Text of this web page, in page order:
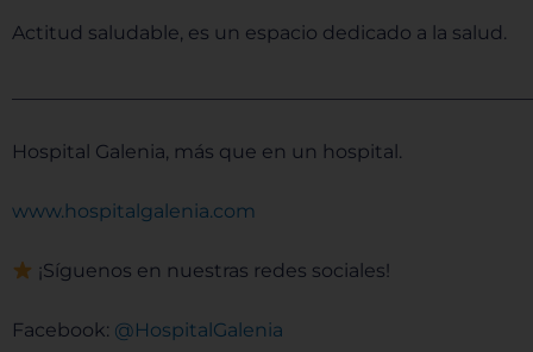
Actitud saludable, es un espacio dedicado a la salud.
Hospital Galenia, más que en un hospital.
⁠⁠⁠⁠⁠⁠www.hospitalgalenia.com⁠⁠⁠⁠⁠⁠
¡Síguenos en nuestras redes sociales!
Facebook: ⁠⁠⁠⁠⁠⁠ @HospitalGalenia⁠⁠⁠⁠⁠⁠